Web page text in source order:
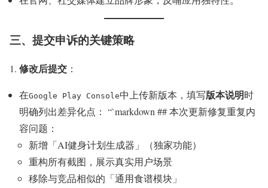
三、提交申诉的关键策略
修改后提交 ：
在Google Play Console中上传新版本，填写版本说明时
明确列出差异化点： “`markdown ## 本次更新修复重复内
容问题：
新增「AI健身计划生成器」（独家功能）
重构所有截图，展示真实用户场景
移除与竞品相似的「通用食谱模块」